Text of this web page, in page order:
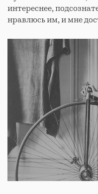
интереснее,
нравлюсь им, и мне